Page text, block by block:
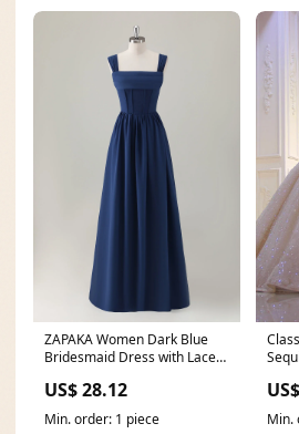
ZAPAKA Women Dark Blue
Bridesmaid Dress with Lace
US$ 28.12
Min. order: 1 piece
Girl
Min.